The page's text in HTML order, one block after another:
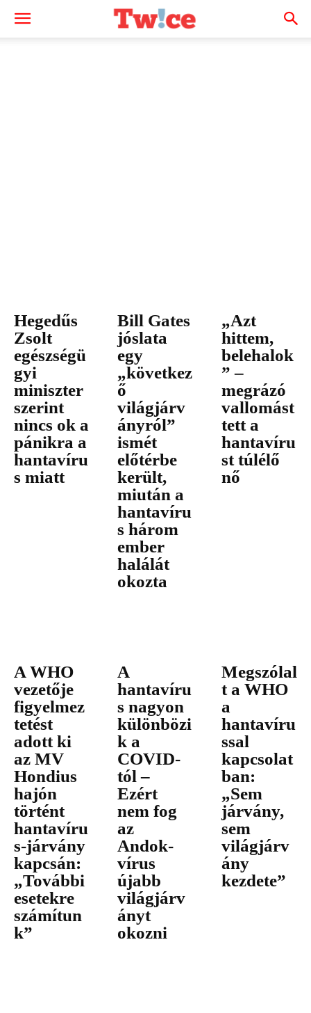
Hegedűs
Zsolt
egészségü
gyi
miniszter
szerint
nincs ok a
pánikra a
hantavíru
s miatt
Bill Gates
jóslata
egy
„következ
ő
világjárv
ányról”
ismét
előtérbe
került,
miután a
hantavíru
s három
ember
halálát
okozta
„Azt
hittem,
belehalok
” –
megrázó
vallomást
tett a
hantavíru
st túlélő
nő
A WHO
vezetője
figyelmez
tetést
adott ki
az MV
Hondius
hajón
történt
hantavíru
s-járvány
kapcsán:
„További
esetekre
számítun
k”
A
hantavíru
s nagyon
különbözi
k a
COVID-
tól –
Ezért
nem fog
az
Andok-
vírus
újabb
világjárv
ányt
okozni
Megszólal
t a WHO
a
hantavíru
ssal
kapcsolat
ban:
„Sem
járvány,
sem
világjárv
ány
kezdete”